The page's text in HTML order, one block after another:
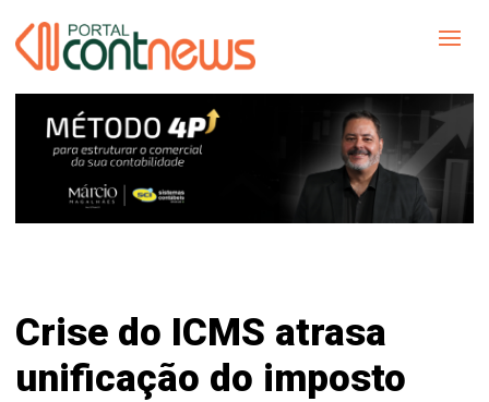
Crise do ICMS atrasa
unificação do imposto